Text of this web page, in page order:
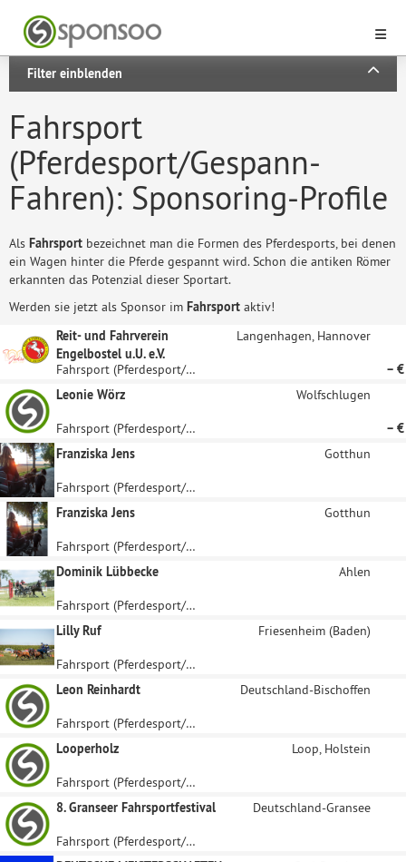
Filter einblenden
Fahrsport
(Pferdesport/Gespann-
Fahren): Sponsoring-Profile
Als Fahrsport bezeichnet man die Formen des Pferdesports, bei denen
ein Wagen hinter die Pferde gespannt wird. Schon die antiken Römer
erkannten das Potenzial dieser Sportart.
Werden sie jetzt als Sponsor im Fahrsport aktiv!
Reit- und Fahrverein
Engelbostel u.U. e.V.
Langenhagen, Hannover
Fahrsport (Pferdesport/Gespann-Fahren)
– €
Leonie Wörz
Wolfschlugen
Fahrsport (Pferdesport/Gespann-Fahren)
– €
Franziska Jens
Gotthun
Fahrsport (Pferdesport/Gespann-Fahren)
Franziska Jens
Gotthun
Fahrsport (Pferdesport/Gespann-Fahren)
Dominik Lübbecke
Ahlen
Fahrsport (Pferdesport/Gespann-Fahren)
Lilly Ruf
Friesenheim (Baden)
Fahrsport (Pferdesport/Gespann-Fahren)
Leon Reinhardt
Deutschland-Bischoffen
Fahrsport (Pferdesport/Gespann-Fahren)
Looperholz
Loop, Holstein
Fahrsport (Pferdesport/Gespann-Fahren)
8. Granseer Fahrsportfestival
Deutschland-Gransee
Fahrsport (Pferdesport/Gespann-Fahren)